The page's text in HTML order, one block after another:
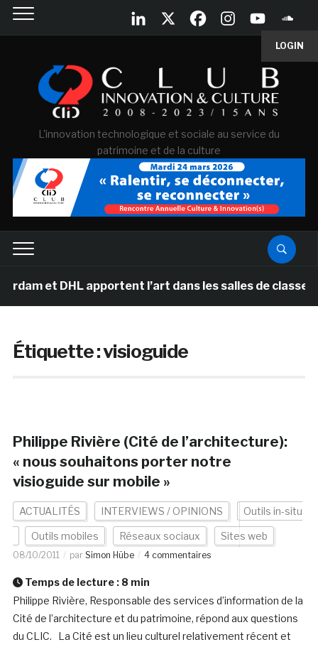
LOGIN
L'innovation technologique et sociale au service du
patrimoine et de la culture
et DHL apportent l’art dans les salles de classe des
Étiquette :visioguide
Philippe Rivière (Cité de l’architecture):
« nous souhaitons porter notre
visioguide sur mobile »
ACTUALITÉS INTERVIEWS / OPINIONS Outils in-situ
Outils mobiles Réseaux sociaux Sites web
08/10/2011 par Simon Hübe 4 commentaires
Temps de lecture : 8 min
Philippe Rivière, Responsable des services d’information de la
Cité de l’architecture et du patrimoine, répond aux questions
du CLIC. La Cité est un lieu culturel relativement récent et